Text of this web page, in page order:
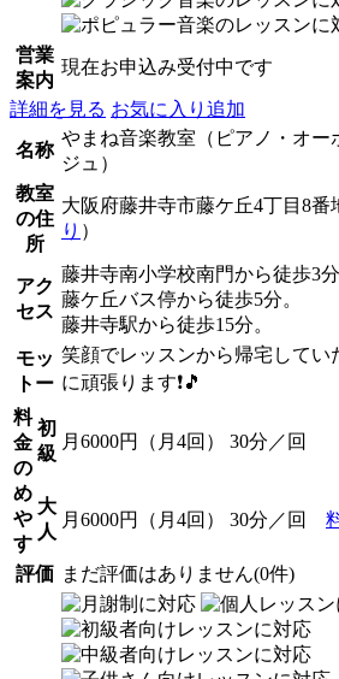
営業
案内
現在お申込み受付中です
詳細を見る お気に入り追加
名称
やまね音楽教室（ピアノ・オー
ジュ）
教室
の住
所
大阪府藤井寺市藤ケ丘4丁目8番
り ）
アク
セス
藤井寺南小学校南門から徒歩3分
藤ケ丘バス停から徒歩5分。
藤井寺駅から徒歩15分。
モッ
トー
笑顔でレッスンから帰宅してい
に頑張ります❗🎵
料
金
の
め
や
す
初
級
月6000円（月4回） 30分／回
大
人
月6000円（月4回） 30分／回
評価 まだ評価はありません(0件)